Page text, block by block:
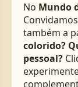
No Mundo
também a
colorido?
pessoal?